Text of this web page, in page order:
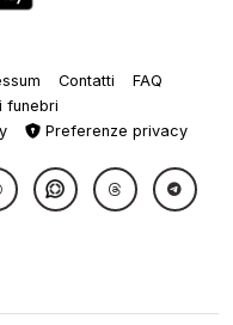
Contatti
FAQ
funebri
Preferenze privacy